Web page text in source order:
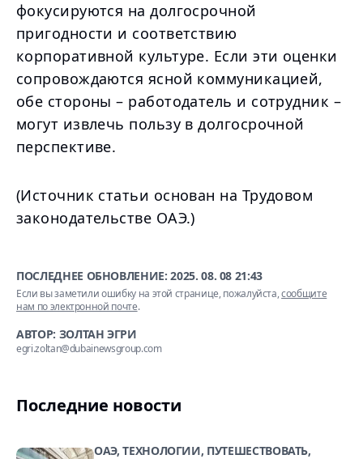
фокусируются на долгосрочной
пригодности и соответствию
корпоративной культуре. Если эти оценки
сопровождаются ясной коммуникацией,
обе стороны – работодатель и сотрудник –
могут извлечь пользу в долгосрочной
перспективе.
(Источник статьи основан на Трудовом
законодательстве ОАЭ.)
ПОСЛЕДНЕЕ ОБНОВЛЕНИЕ:2025. 08. 08 21:43
Если вы заметили ошибку на этой странице, пожалуйста,сообщите
нам по электронной почте.
АВТОР: ЗОЛТАН ЭГРИ
egri.zoltan@dubainewsgroup.com
Последние новости
ОАЭ, ТЕХНОЛОГИИ, ПУТЕШЕСТВОВАТЬ,